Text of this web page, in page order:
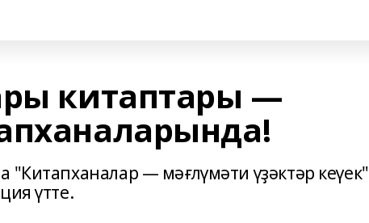
китаптары —
— мәғлүмәти үҙәктәр кеүек"
үтте.